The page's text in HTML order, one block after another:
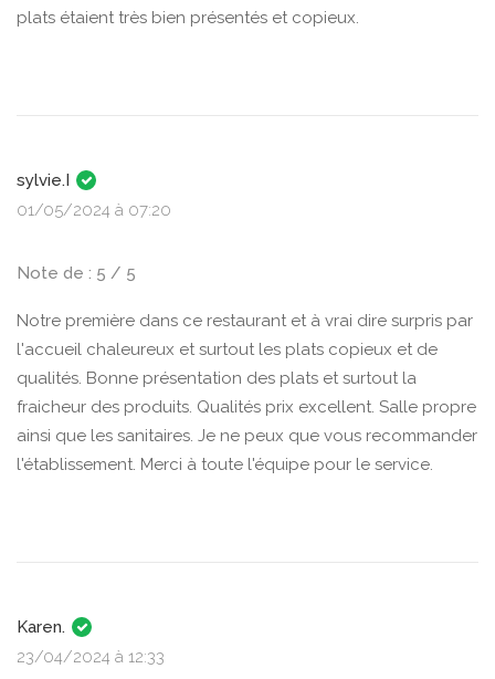
plats étaient très bien présentés et copieux.
sylvie.I
01/05/2024 à 07:20
Note de : 5 / 5
Notre première dans ce restaurant et à vrai dire surpris par
l'accueil chaleureux et surtout les plats copieux et de
qualités. Bonne présentation des plats et surtout la
fraicheur des produits. Qualités prix excellent. Salle propre
ainsi que les sanitaires. Je ne peux que vous recommander
l'établissement. Merci à toute l'équipe pour le service.
Karen.
23/04/2024 à 12:33